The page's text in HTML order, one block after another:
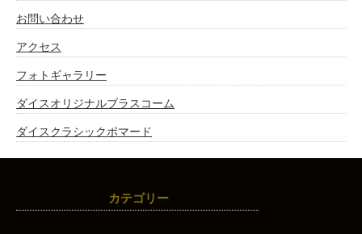
お問い合わせ
アクセス
フォトギャラリー
ダイスオリジナルブラスコーム
ダイスクラシックポマード
カテゴリー